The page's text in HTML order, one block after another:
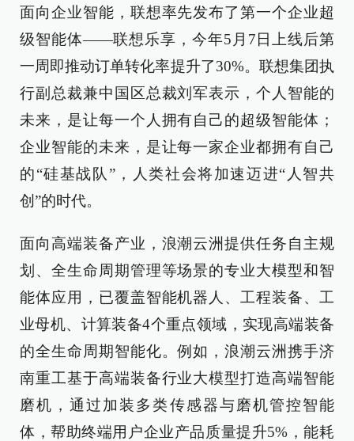
面向企业智能，联想率先发布了第一个企业超
级智能体——联想乐享，今年5月7日上线后第
一周即推动订单转化率提升了30%。联想集团执
行副总裁兼中国区总裁刘军表示，个人智能的
未来，是让每一个人拥有自己的超级智能体；
企业智能的未来，是让每一家企业都拥有自己
的“硅基战队”，人类社会将加速迈进“人智共
创”的时代。
面向高端装备产业，浪潮云洲提供任务自主规
划、全生命周期管理等场景的专业大模型和智
能体应用，已覆盖智能机器人、工程装备、工
业母机、计算装备4个重点领域，实现高端装备
的全生命周期智能化。例如，浪潮云洲携手济
南重工基于高端装备行业大模型打造高端智能
磨机，通过加装多类传感器与磨机管控智能
体，帮助终端用户企业产品质量提升5%，能耗